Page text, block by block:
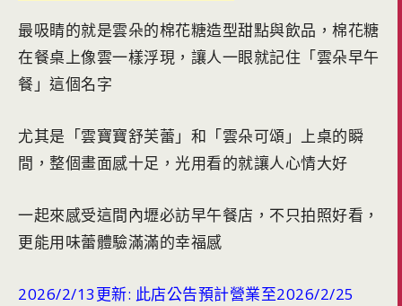
最吸睛的就是雲朵的棉花糖造型甜點與飲品，棉花糖
在餐桌上像雲一樣浮現，讓人一眼就記住「雲朵早午
餐」這個名字
尤其是「雲寶寶舒芙蕾」和「雲朵可頌」上桌的瞬
間，整個畫面感十足，光用看的就讓人心情大好
一起來感受這間內壢必訪早午餐店，不只拍照好看，
更能用味蕾體驗滿滿的幸福感
2026/2/13更新: 此店公告預計營業至2026/2/25